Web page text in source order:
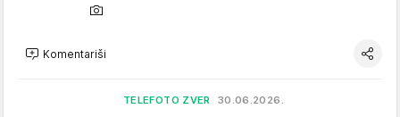
Komentariši
TELEFOTO ZVER 30.06.2026.